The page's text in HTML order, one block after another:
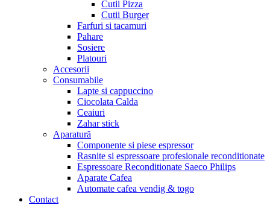
Cutii Pizza
Cutii Burger
Farfuri si tacamuri
Pahare
Sosiere
Platouri
Accesorii
Consumabile
Lapte si cappuccino
Ciocolata Calda
Ceaiuri
Zahar stick
Aparatură
Componente si piese espressor
Rasnite si espressoare profesionale reconditionate
Espressoare Reconditionate Saeco Philips
Aparate Cafea
Automate cafea vendig & togo
Contact